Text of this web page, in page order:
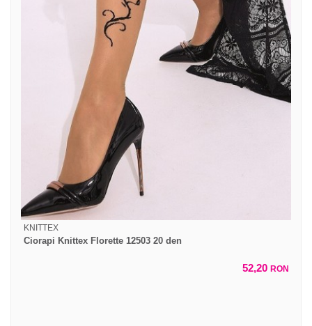
KNITTEX
Ciorapi Knittex Florette 12503 20 den
52,20 RON